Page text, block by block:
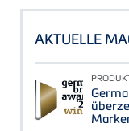
AKTUELLE